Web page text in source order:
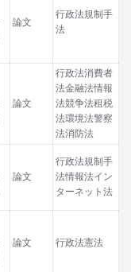
論文
行政法規制手
法
論文
行政法消費者
法金融法情報
法競争法租税
法環境法警察
法消防法
論文
行政法規制手
法情報法イン
ターネット法
論文 行政法憲法